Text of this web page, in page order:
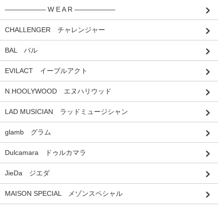
―――――― W E A R ――――――
CHALLENGER チャレンジャー
BAL バル
EVILACT イーブルアクト
N.HOOLYWOOD エヌハリウッド
LAD MUSICIAN ラッドミュージシャン
glamb グラム
Dulcamara ドゥルカマラ
JieDa ジエダ
MAISON SPECIAL メゾンスペシャル